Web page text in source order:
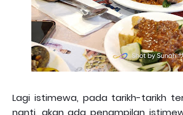
Lagi istimewa, pada tarikh-tarikh
nanti, akan ada penampilan